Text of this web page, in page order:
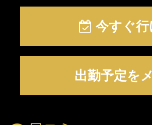
今すぐ
出勤予定を